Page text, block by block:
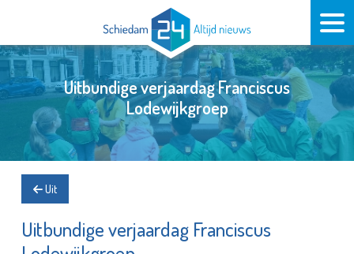
Uitbundige verjaardag Franciscus
Lodewijkgroep
Uit
Uitbundige verjaardag Franciscus